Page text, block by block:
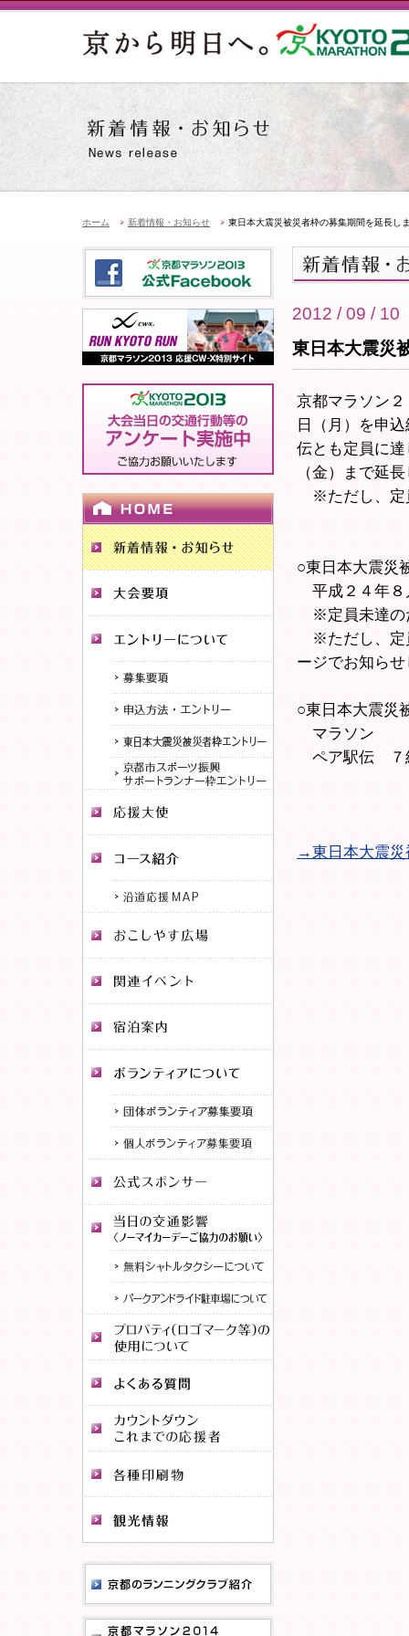
ホーム 新着情報・お知らせ 東日本大震災被災者枠の募集期間を延長し
2012 / 09 / 10
東日本大震災
京都マラソン
日（月）を申
伝とも定員に
（金）まで延
※ただし、定
○東日本大震
平成２４年８
※定員未達の
※ただし、定
ージでお知ら
○東日本大震災
マラソン １
ペア駅伝 ７
→東日本大震災